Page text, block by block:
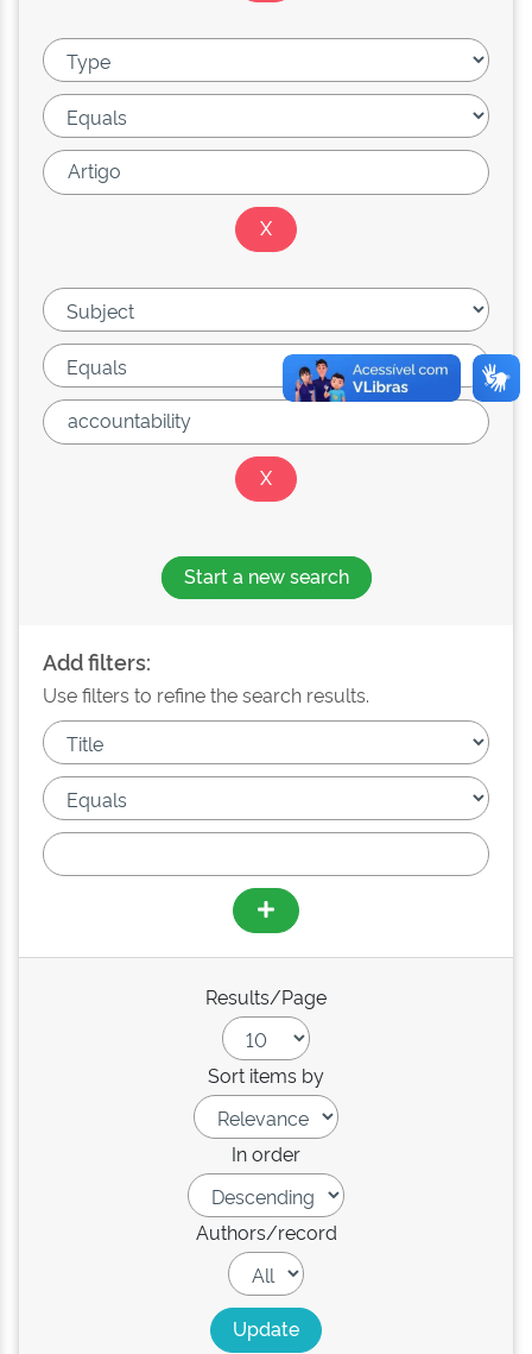
Start a new search
Add filters:
Use filters to refine the search results.
Results/Page
Sort items by
In order
Authors/record